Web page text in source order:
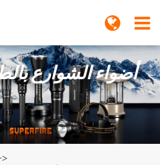
أضواء الشوارع